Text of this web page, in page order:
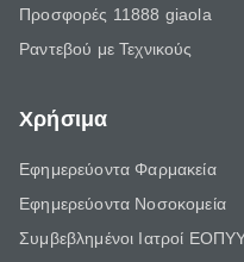
Προσφορές 11888 giaola
Ραντεβού με Τεχνικούς
Χρήσιμα
Εφημερεύοντα Φαρμακεία
Εφημερεύοντα Νοσοκομεία
Συμβεβλημένοι Ιατροί